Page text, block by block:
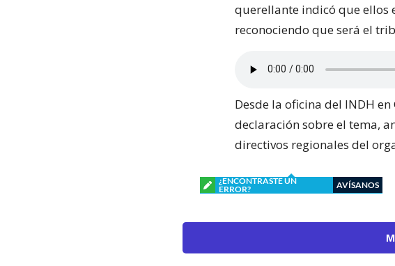
querellante indicó que ellos
reconociendo que será el
Desde la oficina del INDH
declaración sobre el tema,
directivos regionales del
¿ENCONTRASTE UN
ERROR?
AVÍSANOS